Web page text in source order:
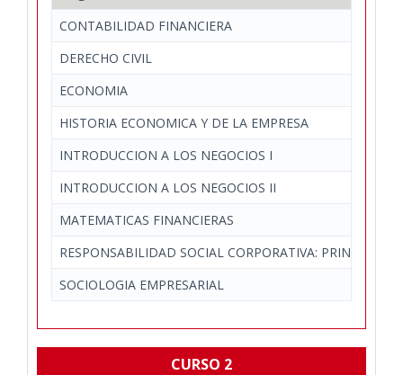
CONTABILIDAD FINANCIERA
DERECHO CIVIL
ECONOMIA
HISTORIA ECONOMICA Y DE LA EMPRESA
INTRODUCCION A LOS NEGOCIOS I
INTRODUCCION A LOS NEGOCIOS II
MATEMATICAS FINANCIERAS
RESPONSABILIDAD SOCIAL CORPORATIVA: PRINCIPIOS
SOCIOLOGIA EMPRESARIAL
CURSO 2